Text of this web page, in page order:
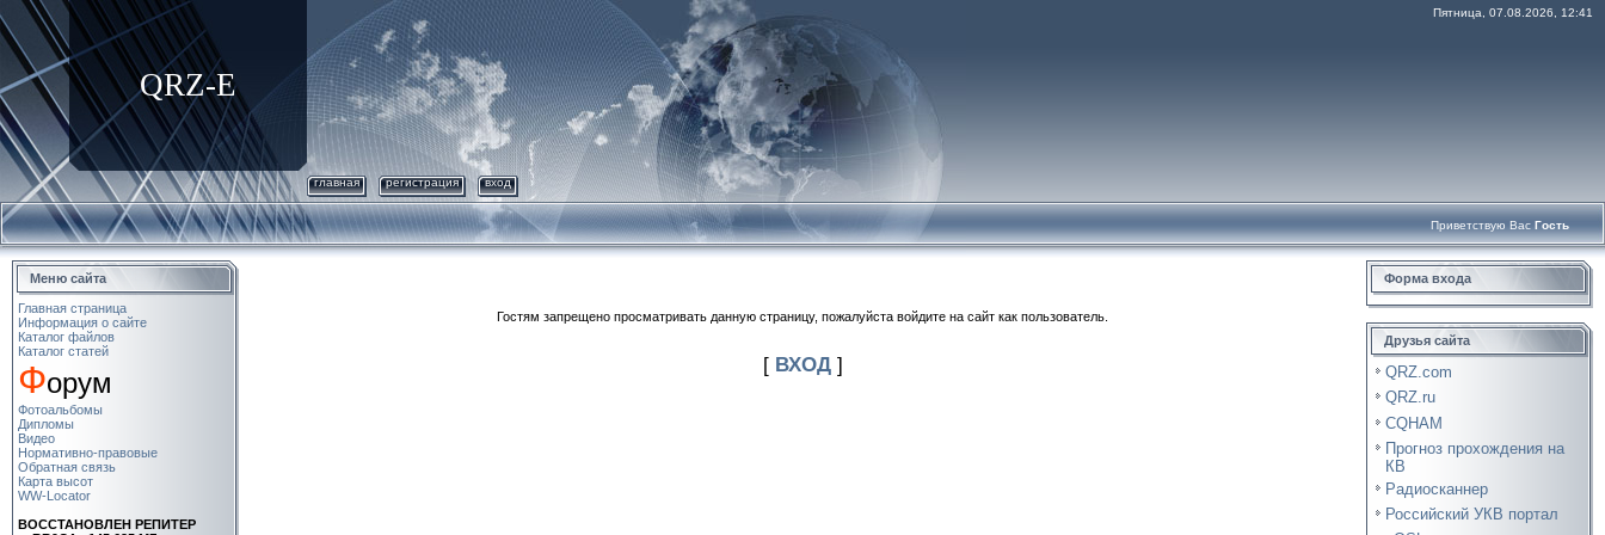
QRZ-E
Пятница, 07.08.2026, 12:41
главная регистрация вход
Приветствую Вас Гость
Меню сайта
Главная страница
Информация о сайте
Каталог файлов
Каталог статей
Форум
Фотоальбомы
Дипломы
Видео
Нормативно-правовые
Обратная связь
Карта высот
WW-Locator
ВОСCТАНОВЛЕН РЕПИТЕР
Гостям запрещено просматривать данную страницу, пожалуйста войдите на сайт как пользователь.
[ ВХОД]
Форма входа
Друзья сайта
QRZ.com
QRZ.ru
CQHAM
Прогноз прохождения на
КВ
Радиосканнер
Российский УКВ портал